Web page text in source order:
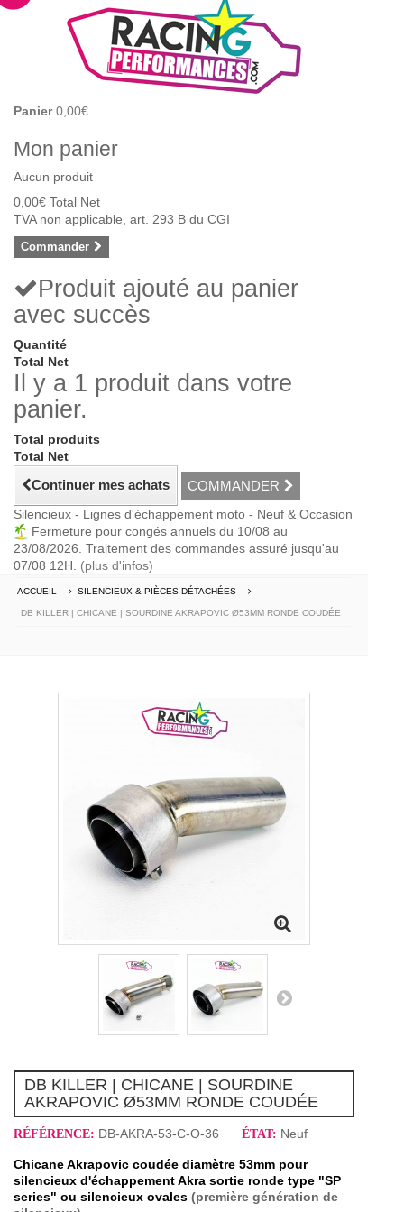
Panier 0,00€
Mon panier
Aucun produit
0,00€ Total Net
TVA non applicable, art. 293 B du CGI
Commander
Produit ajouté au panier
avec succès
Quantité
Total Net
Il y a 1 produit dans votre
panier.
Total produits
Total Net
Continuer mes achats COMMANDER
Silencieux - Lignes d'échappement moto - Neuf & Occasion
Fermeture pour congés annuels du 10/08 au
23/08/2026. Traitement des commandes assuré jusqu'au
07/08 12H. (plus d'infos)
ACCUEIL SILENCIEUX & PIÈCES DÉTACHÉES
DB KILLER | CHICANE | SOURDINE AKRAPOVIC Ø53MM RONDE COUDÉE
DB KILLER | CHICANE | SOURDINE
AKRAPOVIC Ø53MM RONDE COUDÉE
RÉFÉRENCE: DB-AKRA-53-C-O-36 ÉTAT: Neuf
Chicane Akrapovic coudée diamètre 53mm pour
silencieux d'échappement Akra sortie ronde type "SP
series" ou silencieux ovales (première génération de